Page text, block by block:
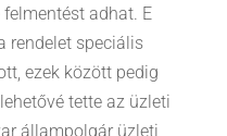
adhat. E
rendelet speciális
ezek között pedig
tette az üzleti
állampolgár üzleti